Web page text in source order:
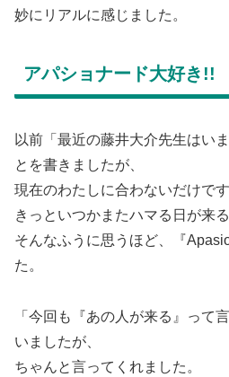
妙にリアルに感じました。
アパショナード大好き!!
以前「最近の藤井大介先生はい
とを書きましたが、
現在のわたしに合わないだけです
きっといつかまたハマる日が来
そんなふうに思うほど、『
た。
「今回も『あの人が来る』って
いましたが、
ちゃんと言ってくれました。